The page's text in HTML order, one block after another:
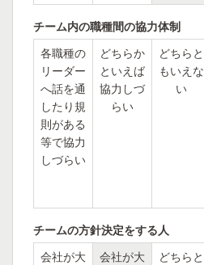
チーム内の職種間の協力体制
各職種の
リーダー
へ話を通
したり規
則がある
等で協力
しづらい
どちらか
といえば
協力しづ
らい
どちらと
もいえな
い
チームの方針決定をする人
会社が大
会社が大
どちらと